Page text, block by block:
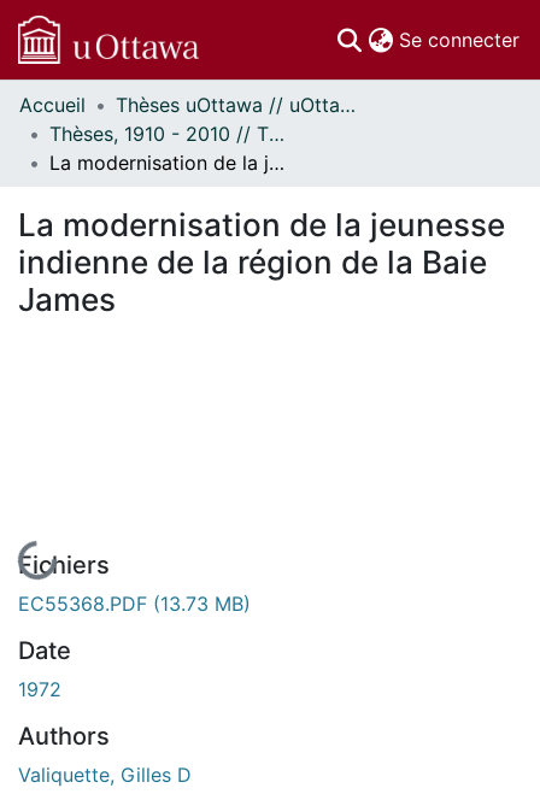
Se connecter
Communautés
et collections
Parcourir
À propos
Accueil
Thèses uOttawa // uOttawa Theses
Thèses, 1910 - 2010 // Theses, 1910 - 2010
La modernisation de la jeunesse indienne de la région de la Baie James
La modernisation de la jeunesse
indienne de la région de la Baie
James
En cours de chargement...
Fichiers
EC55368.PDF (13.73 MB)
Date
1972
Authors
Valiquette, Gilles D